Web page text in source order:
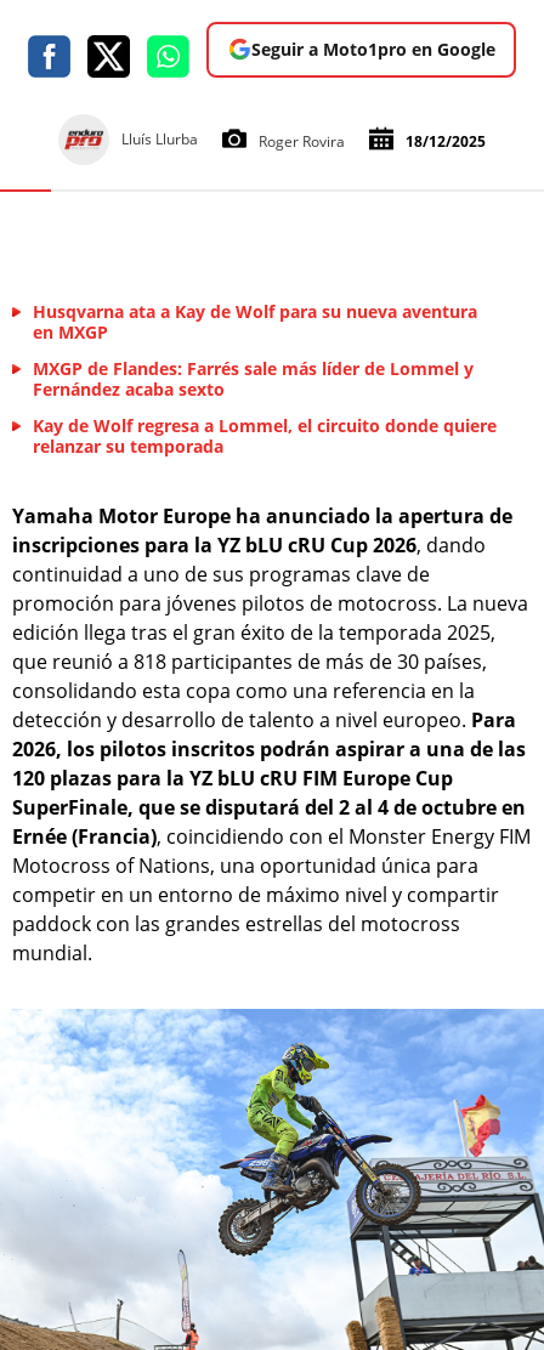
Seguir a Moto1pro en Google
Lluís Llurba Roger Rovira 18/12/2025
Husqvarna ata a Kay de Wolf para su nueva aventura
en MXGP
MXGP de Flandes: Farrés sale más líder de Lommel y
Fernández acaba sexto
Kay de Wolf regresa a Lommel, el circuito donde quiere
relanzar su temporada
Yamaha Motor Europe ha anunciado la apertura de
inscripciones para la YZ bLU cRU Cup 2026, dando
continuidad a uno de sus programas clave de
promoción para jóvenes pilotos de motocross. La nueva
edición llega tras el gran éxito de la temporada 2025,
que reunió a 818 participantes de más de 30 países,
consolidando esta copa como una referencia en la
detección y desarrollo de talento a nivel europeo. Para
2026, los pilotos inscritos podrán aspirar a una de las
120 plazas para la YZ bLU cRU FIM Europe Cup
SuperFinale, que se disputará del 2 al 4 de octubre en
Ernée (Francia), coincidiendo con el Monster Energy FIM
Motocross of Nations, una oportunidad única para
competir en un entorno de máximo nivel y compartir
paddock con las grandes estrellas del motocross
mundial.